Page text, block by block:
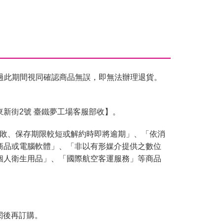
期間視同確認商品無誤，即無法辦理退貨。
街2號 臺鐵夢工場客服部收】。
、保存期限較短或解約時即將逾期」、「依消
或電腦軟體」、「非以有形媒介提供之數位
衛生用品」、「國際航空客運服務」等商品
再訂購。